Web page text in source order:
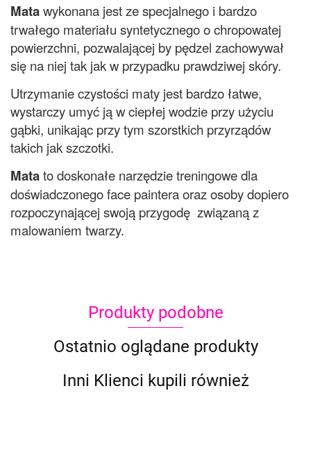
Matawykonana jest ze specjalnego i bardzo
trwałego materiału syntetycznego o chropowatej
powierzchni, pozwalającej by pędzel zachowywał
się na niej tak jak w przypadku prawdziwej skóry.
Utrzymanie czystości maty jest bardzo łatwe,
wystarczy umyć ją w ciepłej wodzie przy użyciu
gąbki, unikając przy tym szorstkich przyrządów
takich jak szczotki.
Matato doskonałe narzędzie treningowe dla
doświadczonego face paintera oraz osoby dopiero
rozpoczynającej swoją przygodę związaną z
malowaniem twarzy.
Produkty podobne
Ostatnio oglądane produkty
Inni Klienci kupili również